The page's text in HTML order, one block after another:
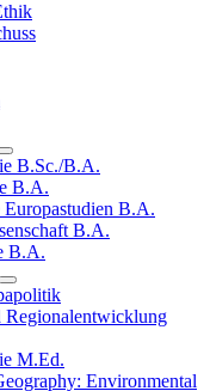
B.Sc./B.A.
B.A.
Europastudien B.A.
B.A.
B.A.
Regionalentwicklung
M.Ed.
Environmental